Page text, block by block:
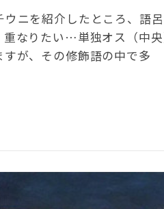
ウニを紹介したところ、語
重なりたい…単独オス（中
が、その修飾語の中で多